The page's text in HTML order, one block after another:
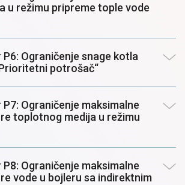
u režimu pripreme tople vode
Ograničenje snage kotla
potrošač“
Ograničenje maksimalne
toplotnog medija u režimu
Ograničenje maksimalne
vode u bojleru sa indirektnim